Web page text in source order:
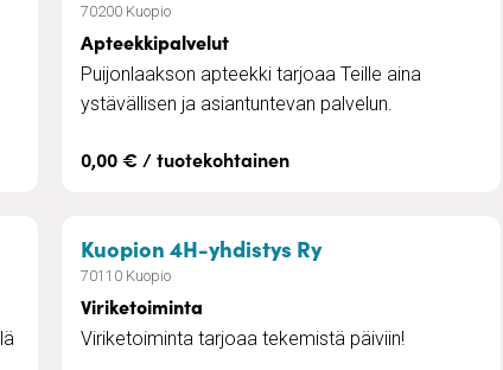
70200 Kuopio
Apteekkipalvelut
Puijonlaakson apteekki tarjoaa Teille aina
ystävällisen ja asiantuntevan palvelun.
0,00 € / tuotekohtainen
Kuopion 4H-yhdistys Ry– Viriketoiminta
70110 Kuopio
Viriketoiminta
Viriketoiminta tarjoaa tekemistä päiviin!